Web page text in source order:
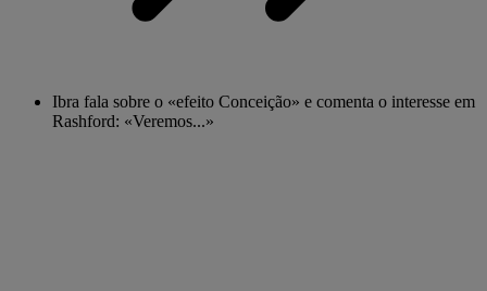
Ibra fala sobre o «efeito Conceição» e comenta o interesse em
Rashford: «Veremos...»